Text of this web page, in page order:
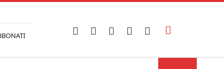
Facebook
X
Instagram
YouTubeLinkedIn